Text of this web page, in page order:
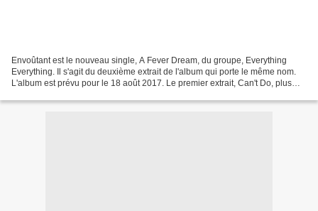
Envoûtant est le nouveau single, A Fever Dream, du groupe, Everything
Everything. Il s'agit du deuxième extrait de l'album qui porte le même nom.
L'album est prévu pour le 18 août 2017. Le premier extrait, Can't Do, plus